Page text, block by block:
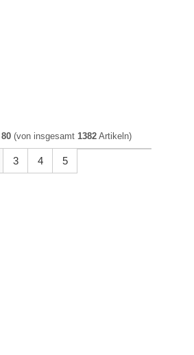
80(von insgesamt 1382Artikeln)
3 4 5